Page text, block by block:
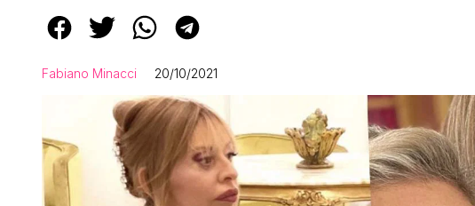
Fabiano Minacci 20/10/2021